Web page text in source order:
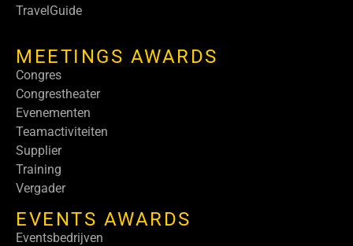
TravelGuide
MEETINGS AWARDS
Congres
Congrestheater
Evenementen
Teamactiviteiten
Supplier
Training
Vergader
EVENTS AWARDS
Eventsbedrijven